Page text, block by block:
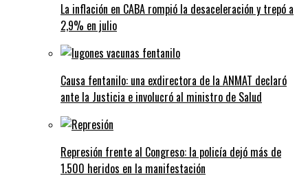
La inflación en CABA rompió la desaceleración y trepó a
2,9% en julio
Causa fentanilo: una exdirectora de la ANMAT declaró
ante la Justicia e involucró al ministro de Salud
Represión frente al Congreso: la policía dejó más de
1.500 heridos en la manifestación